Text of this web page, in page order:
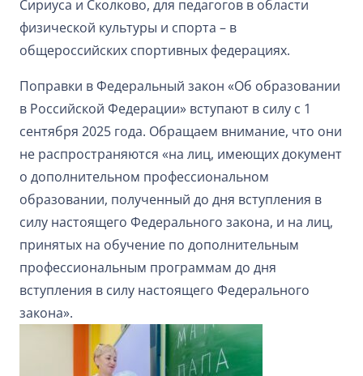
Сириуса и Сколково, для педагогов в области
физической культуры и спорта – в
общероссийских спортивных федерациях.
Поправки в Федеральный закон «Об образовании
в Российской Федерации» вступают в силу с 1
сентября 2025 года. Обращаем внимание, что они
не распространяются «на лиц, имеющих документ
о дополнительном профессиональном
образовании, полученный до дня вступления в
силу настоящего Федерального закона, и на лиц,
принятых на обучение по дополнительным
профессиональным программам до дня
вступления в силу настоящего Федерального
закона».